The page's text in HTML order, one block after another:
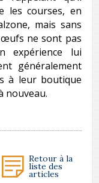
les courses, en
mais sans
ne sont pas
expérience lui
généralement
à leur boutique
nouveau.
Retour à la
liste des
articles